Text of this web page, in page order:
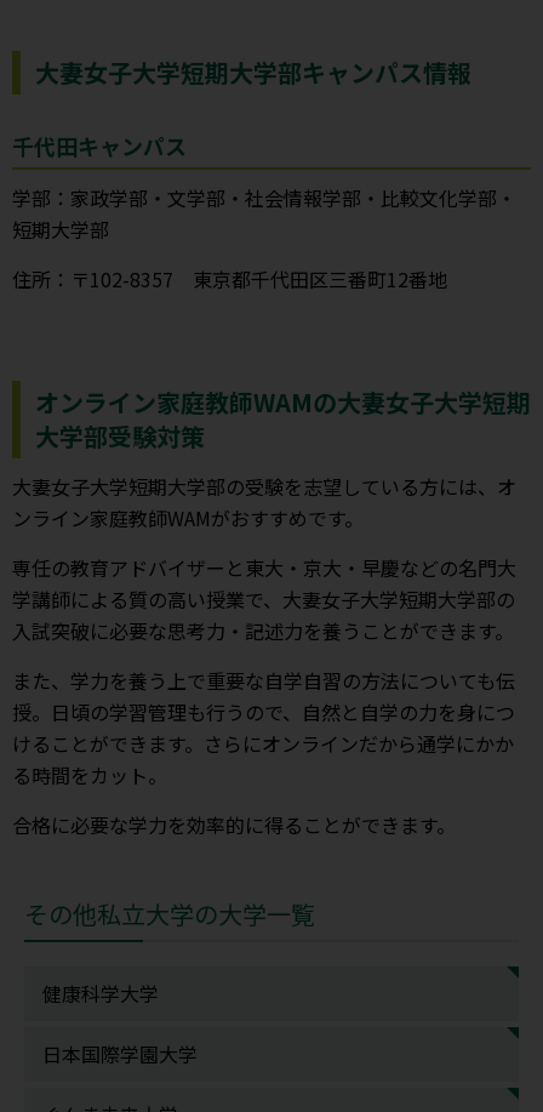
大妻女子大学短期大学部キャンパス情報
千代田キャンパス
学部：家政学部・文学部・社会情報学部・比較文化学部・
短期大学部
住所：〒102-8357 東京都千代田区三番町12番地
オンライン家庭教師WAMの大妻女子大学短期
大学部受験対策
大妻女子大学短期大学部の受験を志望している方には、オ
ンライン家庭教師WAMがおすすめです。
専任の教育アドバイザーと東大・京大・早慶などの名門大
学講師による質の高い授業で、大妻女子大学短期大学部の
入試突破に必要な思考力・記述力を養うことができます。
また、学力を養う上で重要な自学自習の方法についても伝
授。日頃の学習管理も行うので、自然と自学の力を身につ
けることができます。さらにオンラインだから通学にかか
る時間をカット。
合格に必要な学力を効率的に得ることができます。
その他私立大学の大学一覧
健康科学大学
日本国際学園大学